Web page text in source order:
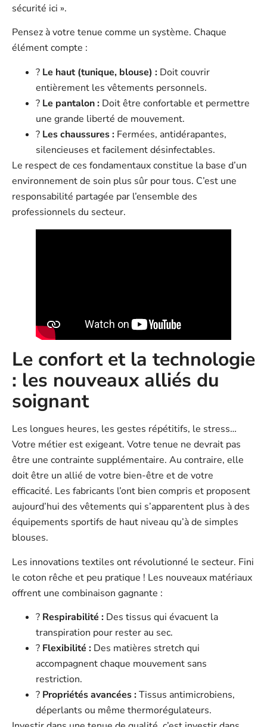
sécurité ici ».
Pensez à votre tenue comme un système. Chaque
élément compte :
? Le haut (tunique, blouse) : Doit couvrir
entièrement les vêtements personnels.
? Le pantalon : Doit être confortable et permettre
une grande liberté de mouvement.
? Les chaussures : Fermées, antidérapantes,
silencieuses et facilement désinfectables.
Le respect de ces fondamentaux constitue la base d’un
environnement de soin plus sûr pour tous. C’est une
responsabilité partagée par l’ensemble des
professionnels du secteur.
Le confort et la technologie
: les nouveaux alliés du
soignant
Les longues heures, les gestes répétitifs, le stress…
Votre métier est exigeant. Votre tenue ne devrait pas
être une contrainte supplémentaire. Au contraire, elle
doit être un allié de votre bien-être et de votre
efficacité. Les fabricants l’ont bien compris et proposent
aujourd’hui des vêtements qui s’apparentent plus à des
équipements sportifs de haut niveau qu’à de simples
blouses.
Les innovations textiles ont révolutionné le secteur. Fini
le coton rêche et peu pratique ! Les nouveaux matériaux
offrent une combinaison gagnante :
? Respirabilité : Des tissus qui évacuent la
transpiration pour rester au sec.
? Flexibilité : Des matières stretch qui
accompagnent chaque mouvement sans
restriction.
?️ Propriétés avancées :Tissus antimicrobiens,
déperlants ou même thermorégulateurs.